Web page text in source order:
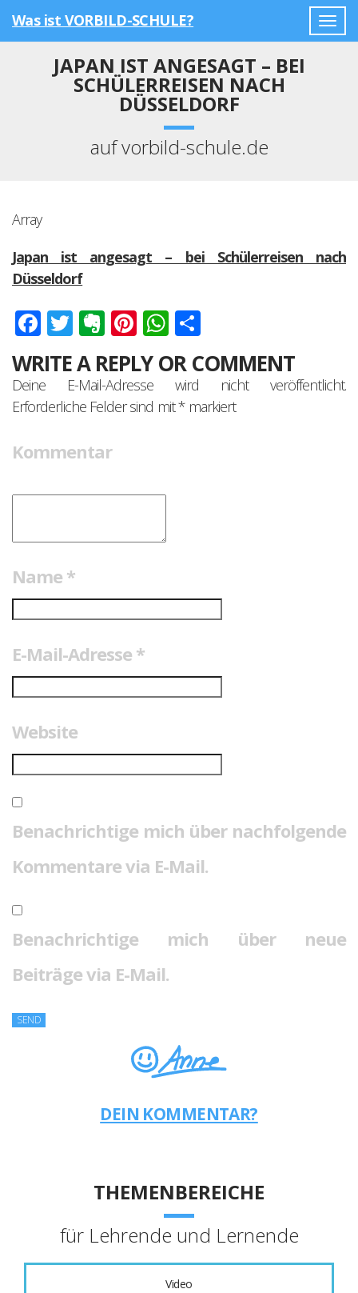
Was ist VORBILD-SCHULE?
JAPAN IST ANGESAGT – BEI
SCHÜLERREISEN NACH
DÜSSELDORF
auf vorbild-schule.de
Array
Japan ist angesagt – bei Schülerreisen nach
Düsseldorf
Facebook
Twitter
Evernote
Pinterest
WhatsApp
WRITE A REPLY OR COMMENT
Deine E-Mail-Adresse wird nicht veröffentlicht.
Erforderliche Felder sind mit*markiert
Kommentar
Name *
E-Mail-Adresse *
Website
Benachrichtige mich über nachfolgende
Kommentare via E-Mail.
Benachrichtige mich über neue
Beiträge via E-Mail.
DEIN KOMMENTAR?
THEMENBEREICHE
für Lehrende und Lernende
Video